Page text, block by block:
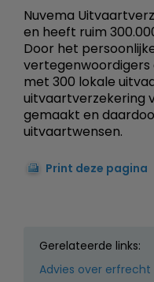
Nuvema
en heeft ruim
Door het
met 300 lokale
uitvaartverzekering
gemaakt en
uitvaartwensen.
Print deze pagina
Gerelateerde links:
Advies over erfrecht